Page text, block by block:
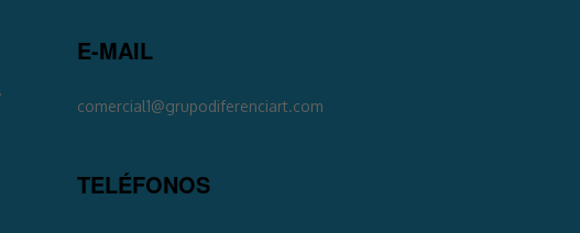
E-MAIL
comercial1@grupodiferenciart.com
TELÉFONOS